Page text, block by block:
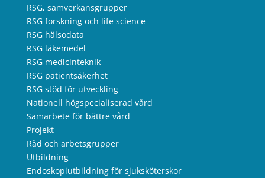
RSG, samverkansgrupper
RSG forskning och life science
RSG hälsodata
RSG läkemedel
RSG medicinteknik
RSG patientsäkerhet
RSG stöd för utveckling
Nationell högspecialiserad vård
Samarbete för bättre vård
Projekt
Råd och arbetsgrupper
Utbildning
Endoskopiutbildning för sjuksköterskor